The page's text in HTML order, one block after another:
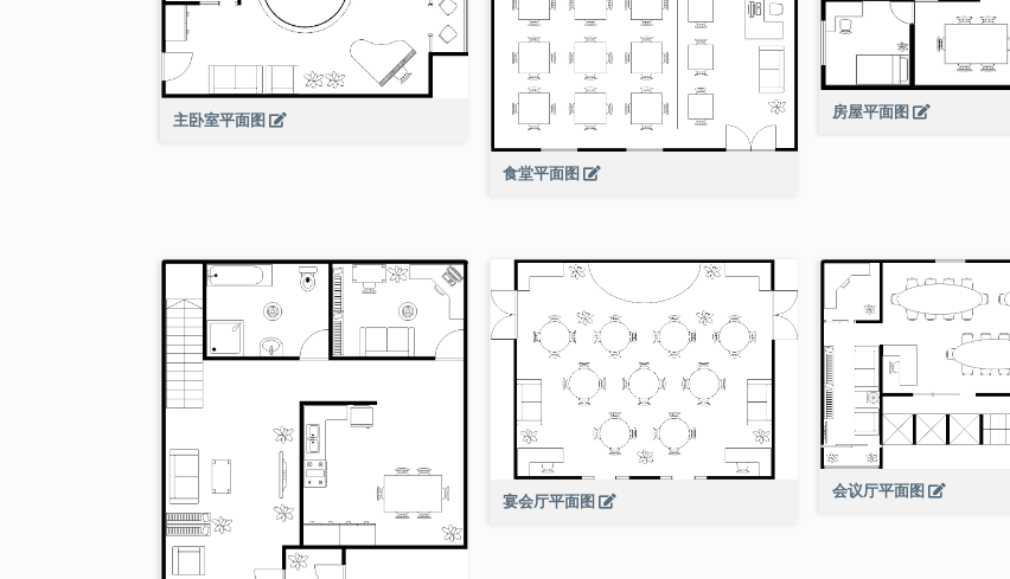
主卧室平面图
食堂平面图
房屋平面图
宴会厅平面图
会议厅平面图